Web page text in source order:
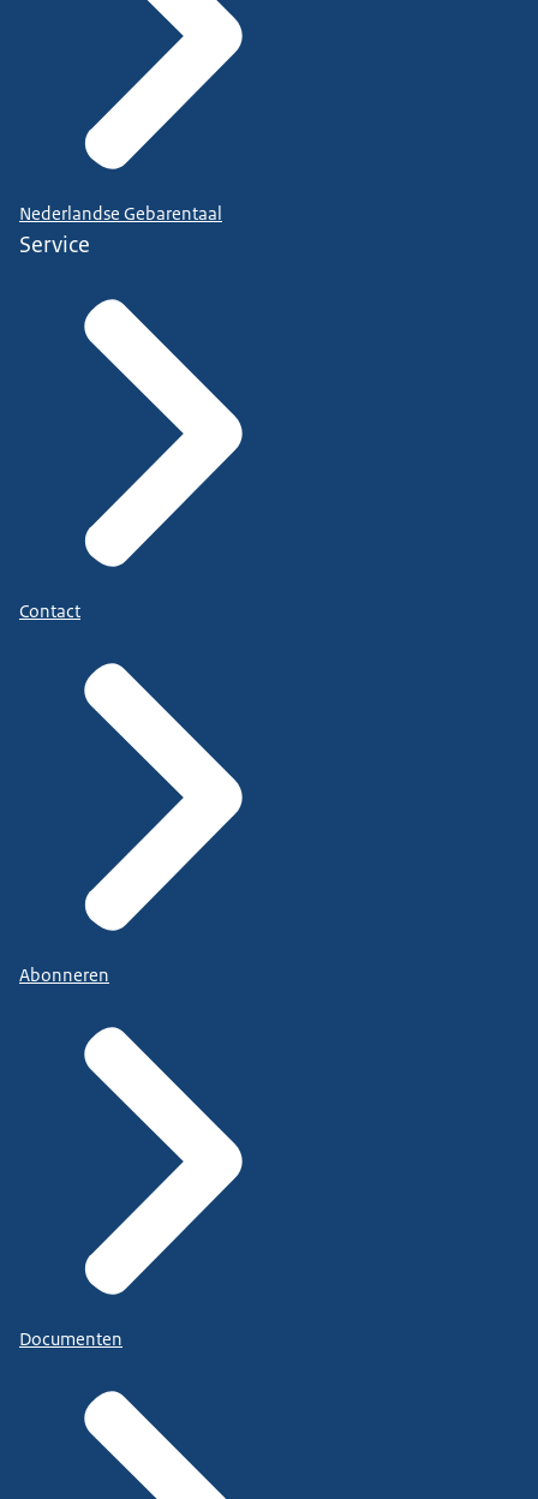
Nederlandse Gebarentaal
Service
Contact
Abonneren
Documenten